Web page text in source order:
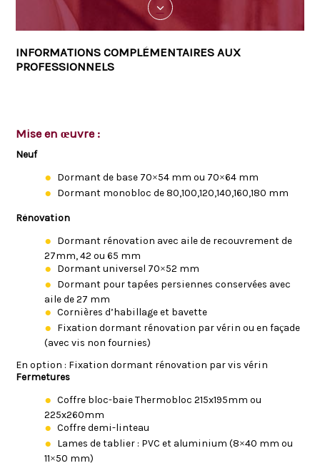
INFORMATIONS COMPLÉMENTAIRES AUX
PROFESSIONNELS
Mise en œuvre :
Neuf
Dormant de base 70×54 mm ou 70×64 mm
Dormant monobloc de 80,100,120,140,160,180 mm
Rénovation
Dormant rénovation avec aile de recouvrement de
27mm, 42 ou 65 mm
Dormant universel 70×52 mm
Dormant pour tapées persiennes conservées avec
aile de 27 mm
Cornières d’habillage et bavette
Fixation dormant rénovation par vérin ou en façade
(avec vis non fournies)
En option : Fixation dormant rénovation par vis vérin
Fermetures
Coffre bloc-baie Thermobloc 215x195mm ou
225x260mm
Coffre demi-linteau
Lames de tablier : PVC et aluminium (8×40 mm ou
11×50 mm)